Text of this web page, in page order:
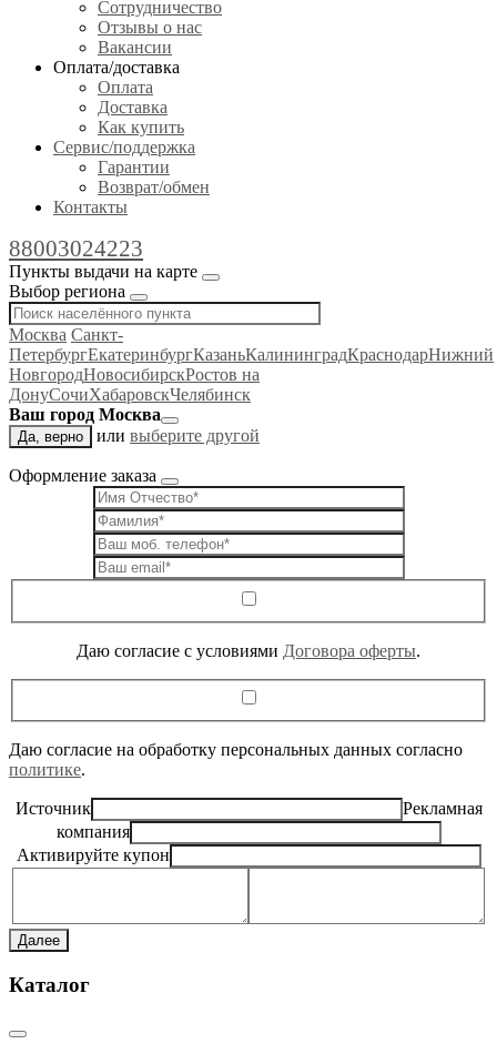
Сотрудничество
Отзывы о нас
Вакансии
Оплата/доставка
Оплата
Доставка
Как купить
Сервис/поддержка
Гарантии
Возврат/обмен
Контакты
88003024223
Пункты выдачи на карте
Выбор региона
Москва Санкт-
ПетербургЕкатеринбургКазаньКалининградКраснодарНижний
НовгородНовосибирскРостов на
ДонуСочиХабаровскЧелябинск
Ваш город Москва
Да, верно или выберите другой
Оформление заказа
Даю согласие c условиями Договора оферты.
Даю согласие на обработку персональных данных согласно
политике.
Источник
Рекламная
компания
Активируйте купон
Далее
Каталог